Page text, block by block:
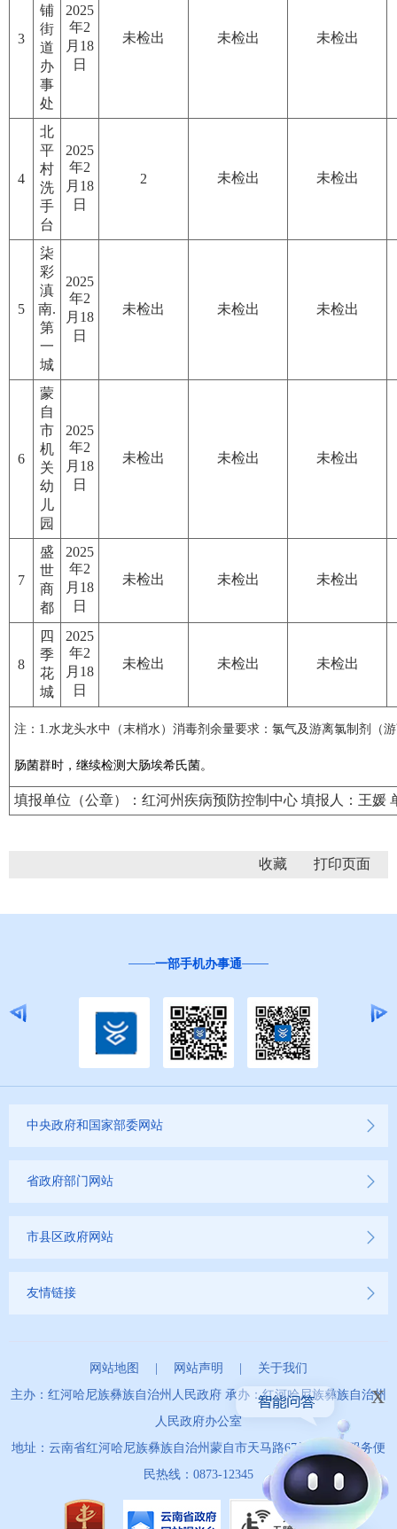
3
铺
街
道
办
事
处
2025
年2
月18
日
未检出 未检出 未检出
4
北
平
村
洗
手
台
2025
年2
月18
日
2 未检出 未检出
5
柒
彩
滇
南.
第
一
城
2025
年2
月18
日
未检出 未检出 未检出
6
蒙
自
市
机
关
幼
儿
园
2025
年2
月18
日
未检出 未检出 未检出
7
盛
世
商
都
2025
年2
月18
日
未检出 未检出 未检出
8
四
季
花
城
2025
年2
月18
日
未检出 未检出 未检出
注：1.水龙头水中（末梢水）消毒剂余量要求：氯气及游离氯制剂（
肠菌群时，继续检测大肠埃希氏菌。
填报单位（公章）：红河州疾病预防控制中心 填报人：王媛
收藏
一部手机办事通
中央政府和国家部委网站
省政府部门网站
市县区政府网站
友情链接
网站地图 网站声明
关于我们
主办：红河哈尼族彝族自治州人民政府 承办：红河哈尼族彝族自治州
人民政府办公室
地址：云南省红河哈尼族彝族自治州蒙自市天马路67号 政务服务便
民热线：0873-12345
x